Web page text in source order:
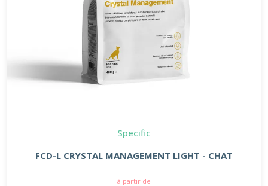
Specific
FCD-L CRYSTAL MANAGEMENT LIGHT - CHAT
à partir de